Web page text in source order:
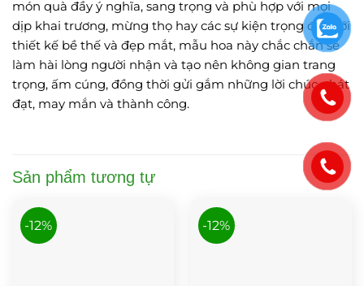
món quà đầy ý nghĩa, sang trọng và phù hợp với mọi
dịp khai trương, mừng thọ hay các sự kiện trọng đại. Với
thiết kế bề thế và đẹp mắt, mẫu hoa này chắc chắn sẽ
làm hài lòng người nhận và tạo nên không gian trang
trọng, ấm cúng, đồng thời gửi gắm những lời chúc phát
đạt, may mắn và thành công.
Sản phẩm tương tự
-12% -12%